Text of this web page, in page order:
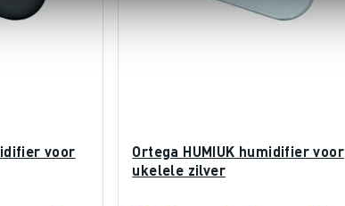
voor
Ortega HUMIUK humidifier voor
ukelele zilver